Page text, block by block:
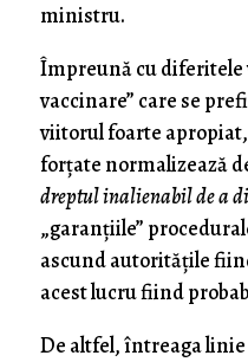
ministru.
Împreună cu diferitele
vaccinare” care se
viitorul foarte
forţate normalizează
dreptul inalienabil de a
„garanţiile”
ascund autorităţile
acest lucru fiind
De altfel, întreaga